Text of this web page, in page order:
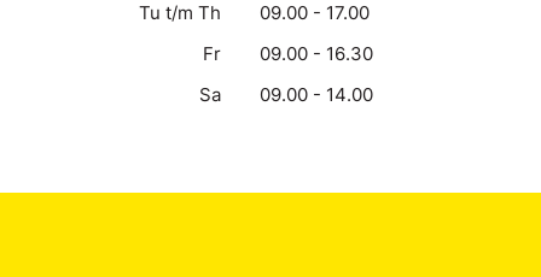
Tu t/m Th
09.00 - 17.00
Fr
09.00 - 16.30
Sa
09.00 - 14.00